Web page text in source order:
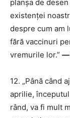
planșa de
existenței
despre cum am
fără vaccinuri
vremurile lor.” ―
12. „Până când
aprilie,
rând, va fi mult